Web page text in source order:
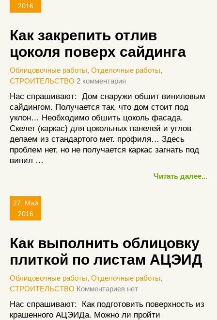
2016
Как закрепить отлив
цоколя поверх сайдинга
Облицовочные работы, Отделочные работы,
СТРОИТЕЛЬСТВО 2 комментария
Нас спрашивают: Дом снаружи обшит виниловым
сайдингом. Получается так, что дом стоит под
уклон… Необходимо обшить цоколь фасада.
Скелет (каркас) для цокольных панелей и углов
делаем из стандартого мет. профиля… Здесь
проблем нет, но не получается каркас загнать под
винил …
Читать далее...
27, Май
2016
Как выполнить облицовку
плиткой по листам АЦЭИД
Облицовочные работы, Отделочные работы,
СТРОИТЕЛЬСТВО Комментариев нет
Нас спрашивают: Как подготовить поверхность из
крашенного АЦЭИДа. Можно ли пройти